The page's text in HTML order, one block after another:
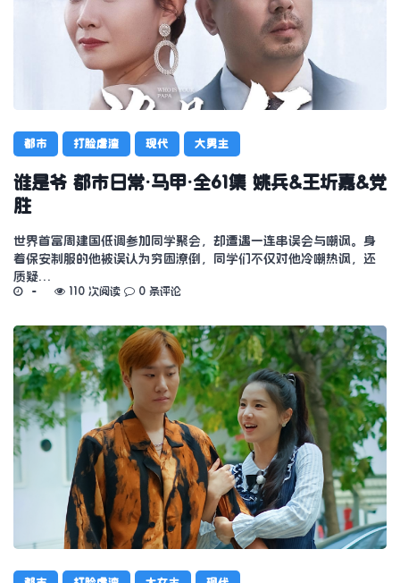
都市 打脸虐渣 现代 大男主
谁是爷 都市日常·马甲·全61集 姚兵&王圻嘉&党
胜
世界首富周建国低调参加同学聚会，却遭遇一连串误会与嘲讽。身
着保安制服的他被误认为穷困潦倒，同学们不仅对他冷嘲热讽，还
质疑…
110 次阅读 0 条评论